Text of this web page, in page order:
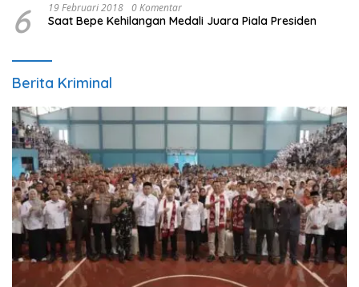
6 19 Februari 2018 0 Komentar
Saat Bepe Kehilangan Medali Juara Piala Presiden
Berita Kriminal